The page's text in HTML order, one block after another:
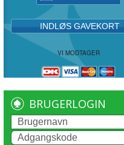
INDLØS GAVEKORT
VI MODTAGER
BRUGERLOGIN